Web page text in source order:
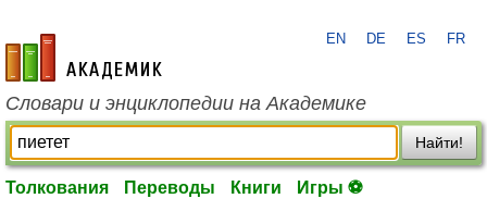
academic.ru
EN DE ES FR
Словари и энциклопедии на Академике
Найти!
Толкования Переводы Книги Игры ⚽